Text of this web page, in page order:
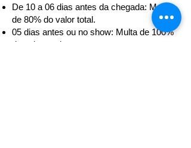
De 10 a 06 dias antes da chegada: Multa
de 80% do valor total.
05 dias antes ou no show: Multa de 100%
do valor total.